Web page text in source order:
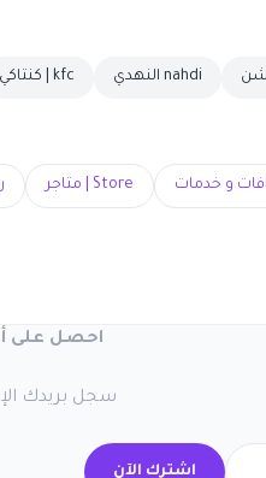
nahdi النهدي kfc | كنتاكي
و خدمات Store | متاجر
احصل على
سجل بريدك
اشترك الآن